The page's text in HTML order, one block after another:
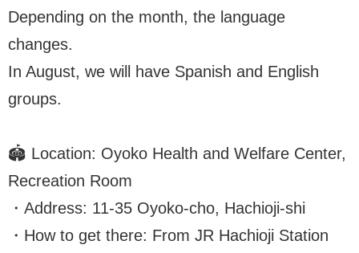
Depending on the month, the language
changes.
In August, we will have Spanish and English
groups.
🏟️ Location: Oyoko Health and Welfare Center,
Recreation Room
・Address: 11-35 Oyoko-cho, Hachioji-shi
・How to get there: From JR Hachioji Station